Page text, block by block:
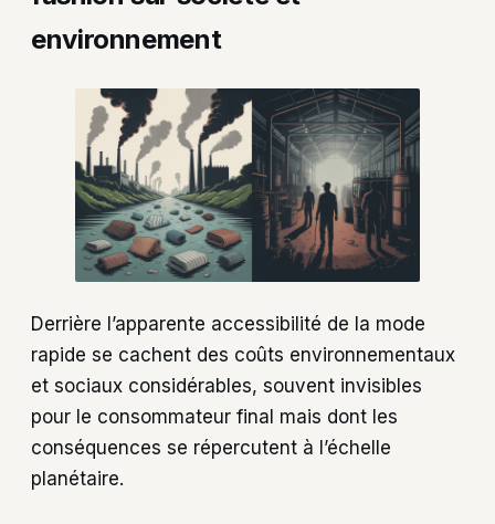
environnement
Derrière l’apparente accessibilité de la mode
rapide se cachent des coûts environnementaux
et sociaux considérables, souvent invisibles
pour le consommateur final mais dont les
conséquences se répercutent à l’échelle
planétaire.